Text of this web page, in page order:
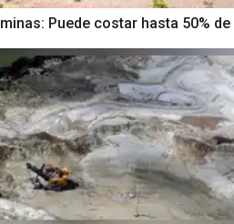
Puede costar hasta 50% de